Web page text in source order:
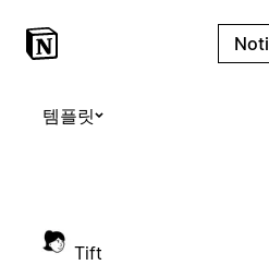
템플릿
Tift